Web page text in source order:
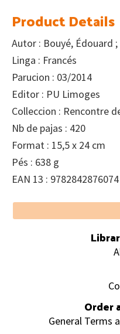
Product Details
Autor : Bouyé, Édouard
Linga : Francés
Parucion : 03/2014
Editor : PU Limoges
Colleccion : Rencontre
Nb de pajas : 420
Format : 15,5 x 24 cm
Pés : 638 g
EAN 13 : 9782842876074
Footer
Order
General Terms